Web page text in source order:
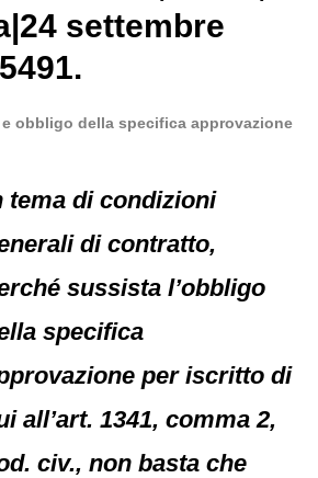
settembre
obbligo della specifica approvazione
tema di condizioni
di contratto,
sussista l’obbligo
specifica
per iscritto di
all’art. 1341, comma 2,
civ., non basta che